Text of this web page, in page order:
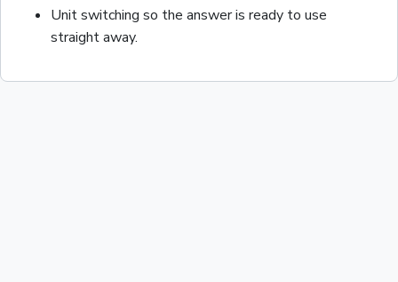
Unit switching so the answer is ready to use
straight away.